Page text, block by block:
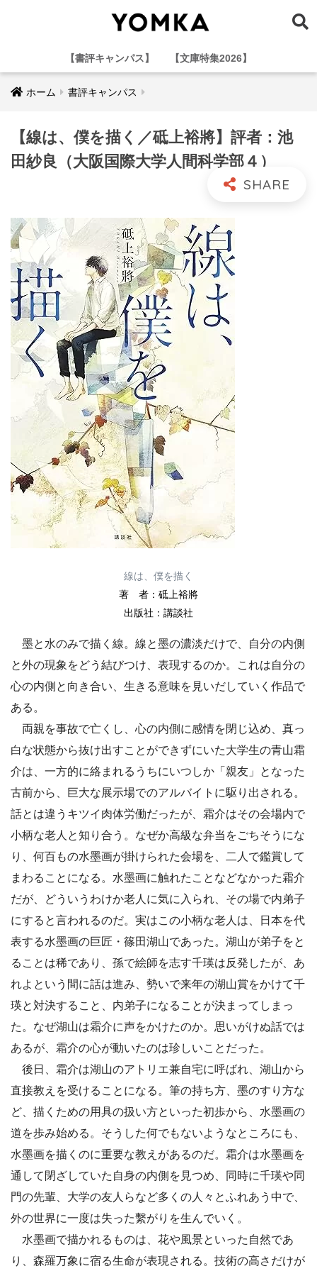
【書評キャンパス】 【文庫特集2026】
ホーム 書評キャンパス
【線は、僕を描く／砥上裕將】評者：池
田紗良（大阪国際大学人間科学部４）
線は、僕を描く
著 者：砥上裕將
出版社：講談社
墨と水のみで描く線。線と墨の濃淡だけで、自分の内側
と外の現象をどう結びつけ、表現するのか。これは自分の
心の内側と向き合い、生きる意味を見いだしていく作品で
ある。
両親を事故で亡くし、心の内側に感情を閉じ込め、真っ
白な状態から抜け出すことができずにいた大学生の青山霜
介は、一方的に絡まれるうちにいつしか「親友」となった
古前から、巨大な展示場でのアルバイトに駆り出される。
話とは違うキツイ肉体労働だったが、霜介はその会場内で
小柄な老人と知り合う。なぜか高級な弁当をごちそうにな
り、何百もの水墨画が掛けられた会場を、二人で鑑賞して
まわることになる。水墨画に触れたことなどなかった霜介
だが、どういうわけか老人に気に入られ、その場で内弟子
にすると言われるのだ。実はこの小柄な老人は、日本を代
表する水墨画の巨匠・篠田湖山であった。湖山が弟子をと
ることは稀であり、孫で絵師を志す千瑛は反発したが、あ
れよという間に話は進み、勢いで来年の湖山賞をかけて千
瑛と対決すること、内弟子になることが決まってしまっ
た。なぜ湖山は霜介に声をかけたのか。思いがけぬ話では
あるが、霜介の心が動いたのは珍しいことだった。
後日、霜介は湖山のアトリエ兼自宅に呼ばれ、湖山から
直接教えを受けることになる。筆の持ち方、墨のすり方な
ど、描くための用具の扱い方といった初歩から、水墨画の
道を歩み始める。そうした何でもないようなところにも、
水墨画を描くのに重要な教えがあるのだ。霜介は水墨画を
通して閉ざしていた自身の内側を見つめ、同時に千瑛や同
門の先輩、大学の友人らなど多くの人々とふれあう中で、
外の世界に一度は失った繫がりを生んでいく。
水墨画で描かれるものは、花や風景といった自然であ
り、森羅万象に宿る生命が表現される。技術の高さだけが